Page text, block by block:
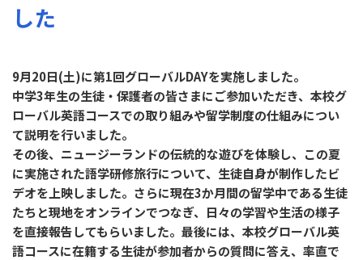
した
9月20日(土)に第1回グローバルDAYを実施しました。
中学3年生の生徒・保護者の皆さまにご参加いただき、本校グ
ローバル英語コースでの取り組みや留学制度の仕組みについ
て説明を行いました。
その後、ニュージーランドの伝統的な遊びを体験し、この夏
に実施された語学研修旅行について、生徒自身が制作したビ
デオを上映しました。さらに現在3か月間の留学中である生徒
たちと現地をオンラインでつなぎ、日々の学習や生活の様子
を直接報告してもらいました。最後には、本校グローバル英
語コースに在籍する生徒が参加者からの質問に答え、率直で